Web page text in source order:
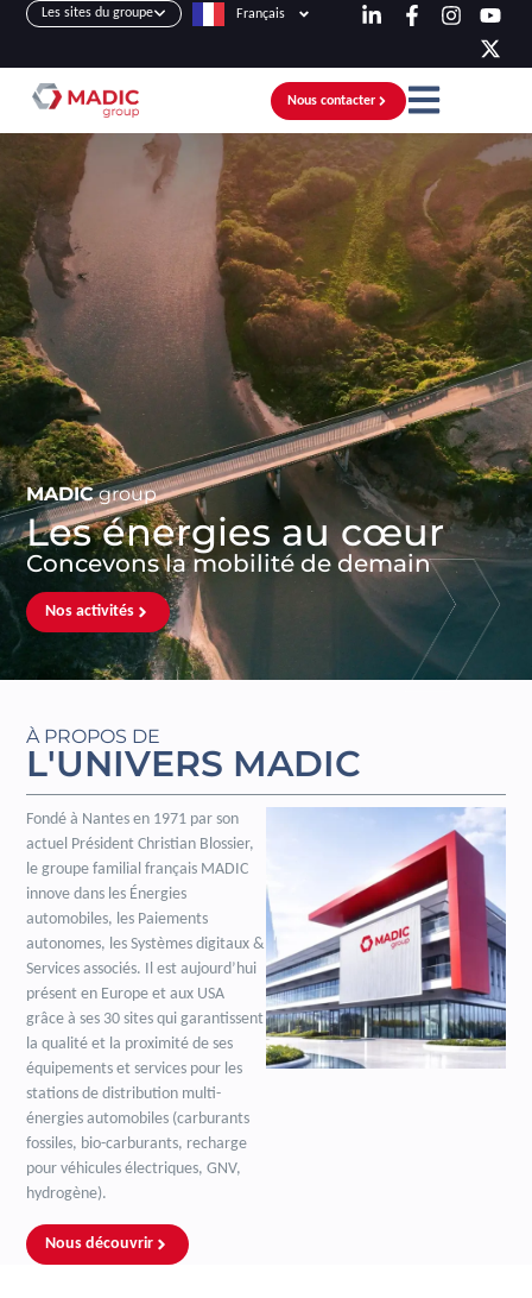
Les sites du groupe Français
Nous contacter
MADIC group
Les énergies au cœur
Concevons la mobilité de demain
Nos activités
À PROPOS DE
L'UNIVERS MADIC
Fondé à Nantes en 1971 par son
actuel Président Christian Blossier,
le groupe familial français MADIC
innove dans les Énergies
automobiles, les Paiements
autonomes, les Systèmes digitaux &
Services associés. Il est aujourd’hui
présent en Europe et aux USA
grâce à ses 30 sites qui garantissent
la qualité et la proximité de ses
équipements et services pour les
stations de distribution multi-
énergies automobiles (carburants
fossiles, bio-carburants, recharge
pour véhicules électriques, GNV,
hydrogène).
Nous découvrir